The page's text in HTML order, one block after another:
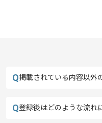
Q掲載されている内容以外
Q登録後はどのような流れ